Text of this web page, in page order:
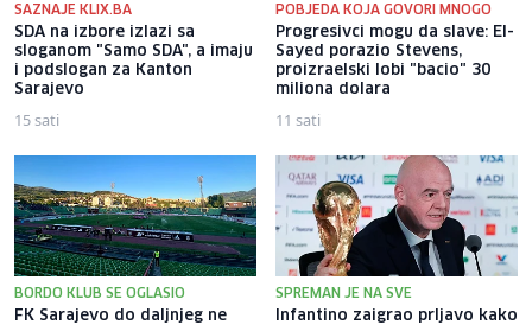
SAZNAJE KLIX.BA
SDA na izbore izlazi sa
sloganom "Samo SDA", a imaju
i podslogan za Kanton
Sarajevo
15 sati
POBJEDA KOJA GOVORI MNOGO
Progresivci mogu da slave: El-
Sayed porazio Stevens,
proizraelski lobi "bacio" 30
miliona dolara
11 sati
BORDO KLUB SE OGLASIO
FK Sarajevo do daljnjeg ne
SPREMAN JE NA SVE
Infantino zaigrao prljavo kako